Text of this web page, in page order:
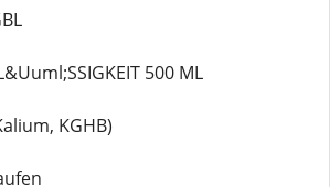
500 ML
KGHB)